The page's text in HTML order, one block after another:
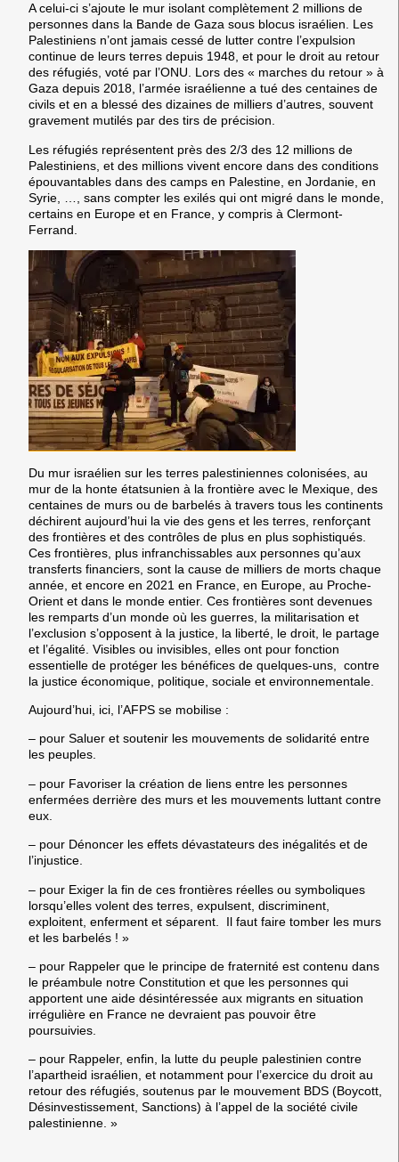
A celui-ci s’ajoute le mur isolant complètement 2 millions de
personnes dans la Bande de Gaza sous blocus israélien. Les
Palestiniens n’ont jamais cessé de lutter contre l’expulsion
continue de leurs terres depuis 1948, et pour le droit au retour
des réfugiés, voté par l’ONU. Lors des « marches du retour » à
Gaza depuis 2018, l’armée israélienne a tué des centaines de
civils et en a blessé des dizaines de milliers d’autres, souvent
gravement mutilés par des tirs de précision.
Les réfugiés représentent près des 2/3 des 12 millions de
Palestiniens, et des millions vivent encore dans des conditions
épouvantables dans des camps en Palestine, en Jordanie, en
Syrie, …, sans compter les exilés qui ont migré dans le monde,
certains en Europe et en France, y compris à Clermont-
Ferrand.
Du mur israélien sur les terres palestiniennes colonisées, au
mur de la honte étatsunien à la frontière avec le Mexique, des
centaines de murs ou de barbelés à travers tous les continents
déchirent aujourd’hui la vie des gens et les terres, renforçant
des frontières et des contrôles de plus en plus sophistiqués.
Ces frontières, plus infranchissables aux personnes qu’aux
transferts financiers, sont la cause de milliers de morts chaque
année, et encore en 2021 en France, en Europe, au Proche-
Orient et dans le monde entier. Ces frontières sont devenues
les remparts d’un monde où les guerres, la militarisation et
l’exclusion s’opposent à la justice, la liberté, le droit, le partage
et l’égalité. Visibles ou invisibles, elles ont pour fonction
essentielle de protéger les bénéfices de quelques-uns, contre
la justice économique, politique, sociale et environnementale.
Aujourd’hui, ici, l’AFPS se mobilise :
– pour Saluer et soutenir les mouvements de solidarité entre
les peuples.
– pour Favoriser la création de liens entre les personnes
enfermées derrière des murs et les mouvements luttant contre
eux.
– pour Dénoncer les effets dévastateurs des inégalités et de
l’injustice.
– pour Exiger la fin de ces frontières réelles ou symboliques
lorsqu’elles volent des terres, expulsent, discriminent,
exploitent, enferment et séparent. Il faut faire tomber les murs
et les barbelés ! »
– pour Rappeler que le principe de fraternité est contenu dans
le préambule notre Constitution et que les personnes qui
apportent une aide désintéressée aux migrants en situation
irrégulière en France ne devraient pas pouvoir être
poursuivies.
– pour Rappeler, enfin, la lutte du peuple palestinien contre
l’apartheid israélien, et notamment pour l’exercice du droit au
retour des réfugiés, soutenus par le mouvement BDS (Boycott,
Désinvestissement, Sanctions) à l’appel de la société civile
palestinienne. »